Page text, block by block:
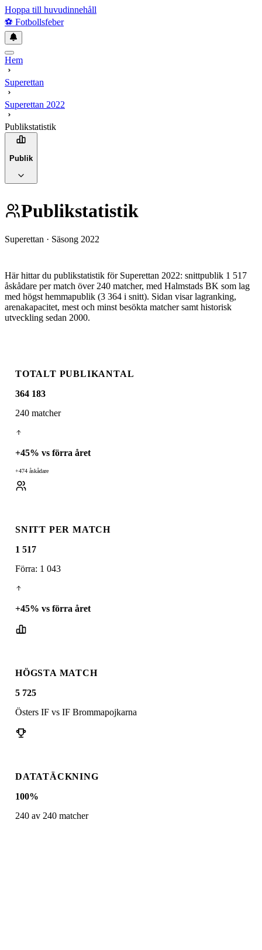
Hoppa till huvudinnehåll
⚽ Fotbollsfeber
Hem
Superettan
Superettan 2022
Publikstatistik
Publik
Publikstatistik
Superettan · Säsong 2022
Här hittar du publikstatistik för Superettan 2022: snittpublik 1 517
åskådare per match över 240 matcher, med Halmstads BK som lag
med högst hemmapublik (3 364 i snitt). Sidan visar lagranking,
arenakapacitet, mest och minst besökta matcher samt historisk
utveckling sedan 2000.
TOTALT PUBLIKANTAL
364 183
240 matcher
+45% vs förra året
+474 åskådare
SNITT PER MATCH
1 517
Förra: 1 043
+45% vs förra året
HÖGSTA MATCH
5 725
Östers IF vs IF Brommapojkarna
DATATÄCKNING
100%
240 av 240 matcher